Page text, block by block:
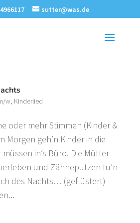
sutter@was.de
w, Kinderlied
oder mehr Stimmen (Kinder &
Morgen geh’n Kinder in die
in’s Büro. Die Mütter
und Zähneputzen tu’n
des Nachts… (geflüstert)